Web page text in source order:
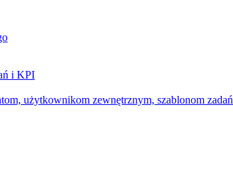
i KPI
użytkownikom zewnętrznym, szablonom zadań